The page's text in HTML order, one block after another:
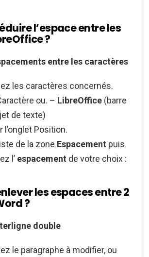
l’espace entre les
?
entre les caractères
les caractères concernés.
ou. – LibreOffice (barre
de texte)
l’onglet Position.
de la zone Espacement puis
l’ espacement de votre choix :
les espaces entre 2
?
double
le paragraphe à modifier, ou